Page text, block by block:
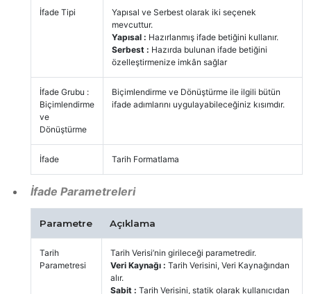
İfade Tipi
Yapısal ve Serbest olarak iki seçenek
mevcuttur.
Yapısal : Hazırlanmış ifade betiğini kullanır.
Serbest : Hazırda bulunan ifade betiğini
özelleştirmenize imkân sağlar
İfade Grubu :
Biçimlendirme
ve
Dönüştürme
Biçimlendirme ve Dönüştürme ile ilgili bütün
ifade adımlarını uygulayabileceğiniz kısımdır.
İfade Tarih Formatlama
İfade Parametreleri
Parametre Açıklama
Tarih
Parametresi
Tarih Verisi’nin girileceği parametredir.
Veri Kaynağı : Tarih Verisini, Veri Kaynağından
alır.
Sabit : Tarih Verisini, statik olarak kullanıcıdan